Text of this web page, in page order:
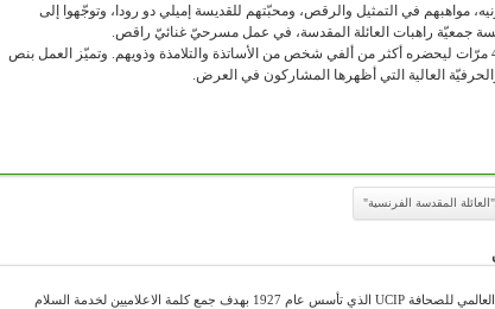
مواهبهم في التمثيل والرقص، ومحبّتهم للقديسة إميلي دو رودا، وتوجّهوا إلى
جمعيّة راهبات العائلة المقدسة، في عمل مسرحيّ غنائيّ راقص.
وكرر الفريق العرض بعنوان “ابنة القصر” 4 مرّات ليحضره أكثر من ألفي شخص من الأساتذة والتلامذة وذويهم. وتميّز العمل بنص
العالية التي أظهرها المشاركون في العرض.
المقدسة الفرنسية"
عضو في الإتحاد الكاثوليكي العالمي للصحافة UCIP الذي تأسس عام 1927 بهدف جمع كلمة الاعلاميين لخدمة السلام